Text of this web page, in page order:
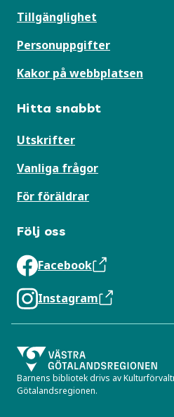
Tillgänglighet
Personuppgifter
Kakor på webbplatsen
Hitta snabbt
Utskrifter
Vanliga frågor
För föräldrar
Följ oss
Facebook
Instagram
Barnens bibliotek drivs av
Götalandsregionen.